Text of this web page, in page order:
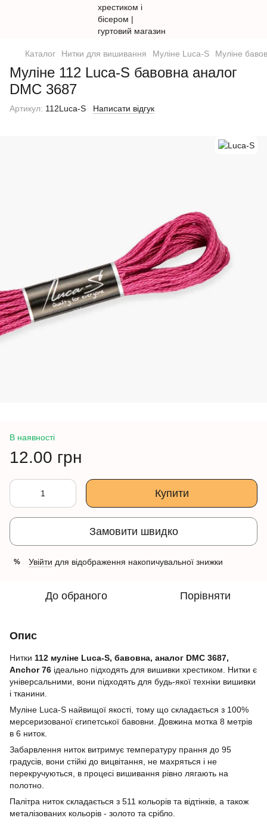
Каталог Нитки для вишивання Муліне Luca-S Муліне
Муліне 112 Luca-S бавовна аналог
DMC 3687
Артикул: 112Luca-S Написати відгук
В наявності
12.00 грн
Купити
Замовити швидко
% Увійти для відображення накопичувальної знижки
До обраного Порівняти
Опис
Нитки 112 муліне Luca-S, бавовна, аналог DMC 3687,
Anchor 76 ідеально підходять для вишивки хрестиком. Нитки є
універсальними, вони підходять для будь-якої техніки вишивки
і тканини.
Муліне Luca-S найвищої якості, тому що складається з 100%
мерсеризованої єгипетської бавовни. Довжина мотка 8 метрів
в 6 ниток.
Забарвлення ниток витримує температуру прання до 95
градусів, вони стійкі до вицвітання, не махряться і не
перекручуються, в процесі вишивання рівно лягають на
полотно.
Палітра ниток складається з 511 кольорів та відтінків, а також
металізованих кольорів - золото та срібло.